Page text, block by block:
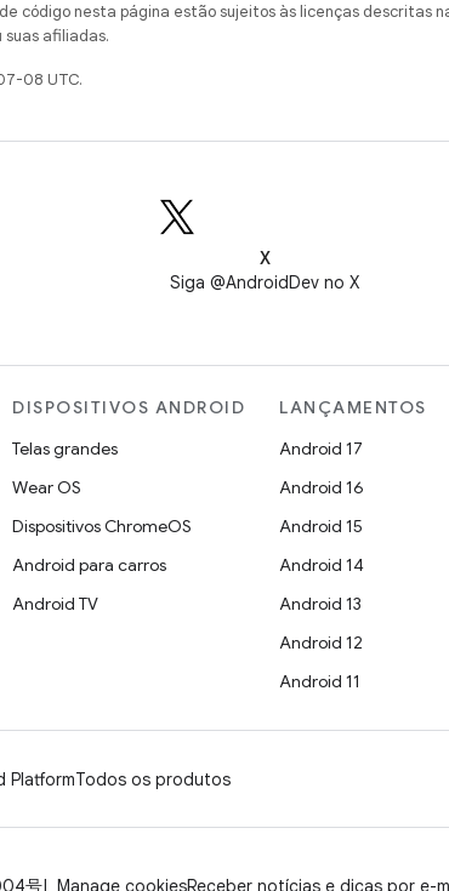
código nesta página estão sujeitos às licenças descritas
afiliadas.
08 UTC.
X
Siga @AndroidDev no X
DISPOSITIVOS ANDROID
Telas grandes
Wear OS
Dispositivos ChromeOS
Android para carros
Android TV
LANÇAMENTOS
Android 17
Android 16
Android 15
Android 14
Android 13
Android 12
Android 11
PlatformTodos os produtos
号 Manage cookiesReceber notícias e dicas por e-